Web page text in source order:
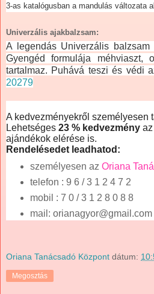
3-as katalógusban a mandulás változata
Univerzális ajakbalzsam:
A legendás Univerzális balzsam
Gyengéd formulája méhviaszt,
tartalmaz. Puhává teszi és védi
20279
A kedvezményekről személyesen
Lehetséges 23 % kedvezmény
ajándékok elérése is.
Rendelésedet leadhatod:
személyesen az Oriana
telefon : 9 6 / 3 1 2 4 7 2
mobil : 7 0 / 3 1 2 8 0 8 8
mail: orianagyor@gmail.com
Oriana Tanácsadó Központ dátum:
Megosztás